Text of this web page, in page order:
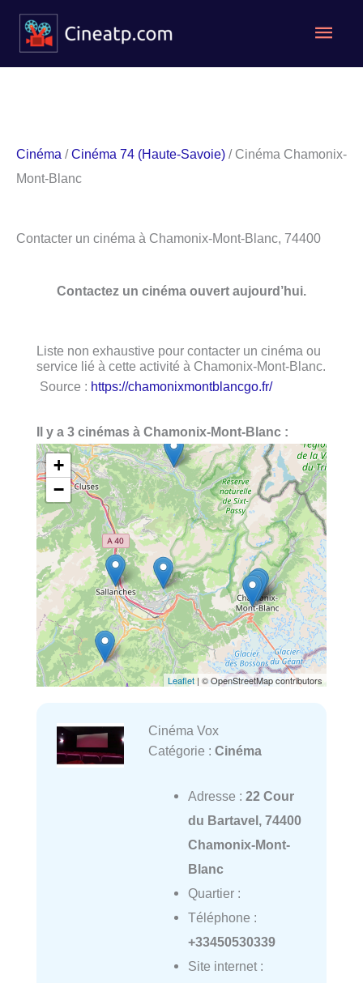
Aller
Cinéma /Cinéma 74 (Haute-Savoie) / Cinéma Chamonix-
Mont-Blanc
Contacter un cinéma à Chamonix-Mont-Blanc, 74400
Contactez un cinéma ouvert aujourd’hui.
Liste non exhaustive pour contacter un cinéma ou
service lié à cette activité à Chamonix-Mont-Blanc.
Source : https://chamonixmontblancgo.fr/
Il y a 3 cinémas à Chamonix-Mont-Blanc :
+
−
Leaflet | © OpenStreetMap contributors
Cinéma Vox
Catégorie : Cinéma
Adresse : 22 Cour
du Bartavel, 74400
Chamonix-Mont-
Blanc
Quartier :
Téléphone :
+33450530339
Site internet :